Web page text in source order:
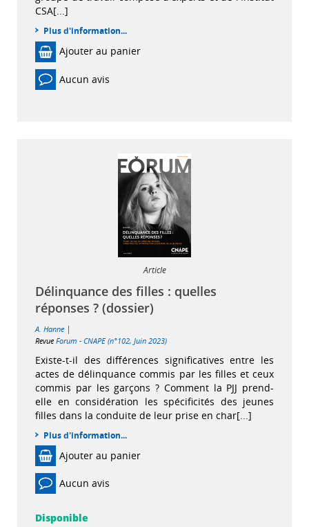
CSA[...]
Plus d'information...
Ajouter au panier
Aucun avis
Article
Délinquance des filles : quelles
réponses ? (dossier)
A. Hanne |
Revue Forum - CNAPE (n°102, Juin 2023)
Existe-t-il des différences significatives entre les
actes de délinquance commis par les filles et ceux
commis par les garçons ? Comment la PJJ prend-
elle en considération les spécificités des jeunes
filles dans la conduite de leur prise en char[...]
Plus d'information...
Ajouter au panier
Aucun avis
Disponible